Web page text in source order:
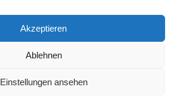
Akzeptieren
Ablehnen
Einstellungen ansehen
Copyright 2025